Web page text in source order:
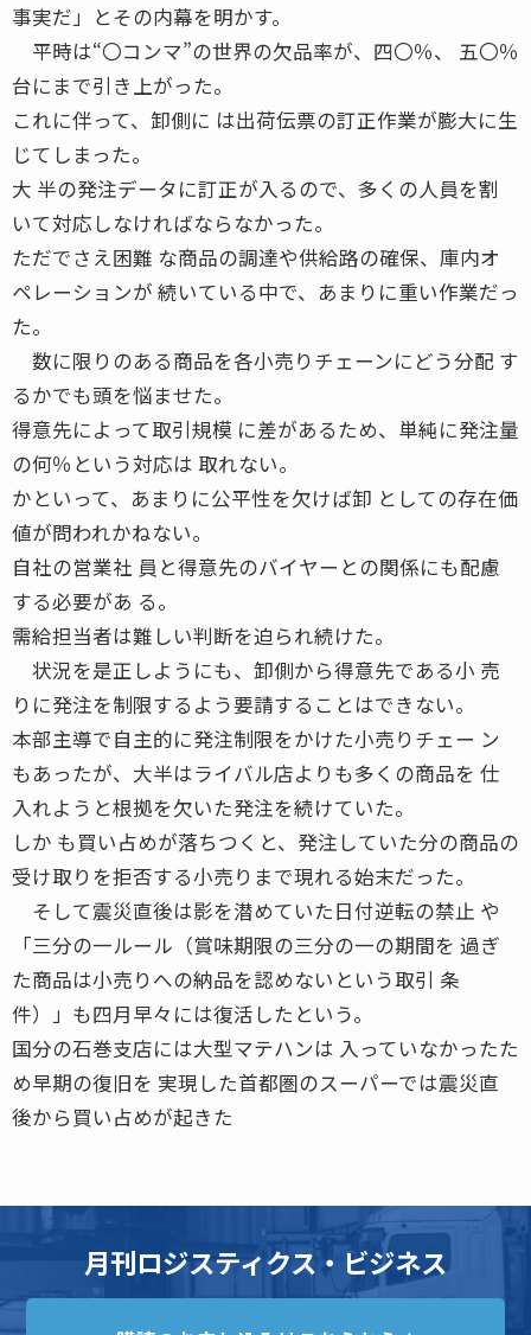
事実だ」とその内幕を明かす。
平時は“〇コンマ”の世界の欠品率が、四〇％、 五〇％
台にまで引き上がった。
これに伴って、卸側に は出荷伝票の訂正作業が膨大に生
じてしまった。
大 半の発注データに訂正が入るので、多くの人員を割
いて対応しなければならなかった。
ただでさえ困難 な商品の調達や供給路の確保、庫内オ
ペレーションが 続いている中で、あまりに重い作業だっ
た。
数に限りのある商品を各小売りチェーンにどう分配 す
るかでも頭を悩ませた。
得意先によって取引規模 に差があるため、単純に発注量
の何％という対応は 取れない。
かといって、あまりに公平性を欠けば卸 としての存在価
値が問われかねない。
自社の営業社 員と得意先のバイヤーとの関係にも配慮
する必要があ る。
需給担当者は難しい判断を迫られ続けた。
状況を是正しようにも、卸側から得意先である小 売
りに発注を制限するよう要請することはできない。
本部主導で自主的に発注制限をかけた小売りチェー ン
もあったが、大半はライバル店よりも多くの商品を 仕
入れようと根拠を欠いた発注を続けていた。
しか も買い占めが落ちつくと、発注していた分の商品の
受け取りを拒否する小売りまで現れる始末だった。
そして震災直後は影を潜めていた日付逆転の禁止 や
「三分の一ルール（賞味期限の三分の一の期間を 過ぎ
た商品は小売りへの納品を認めないという取引 条
件）」も四月早々には復活したという。
国分の石巻支店には大型マテハンは 入っていなかったた
め早期の復旧を 実現した首都圏のスーパーでは震災直
後から買い占めが起きた
月刊ロジスティクス・ビジネス